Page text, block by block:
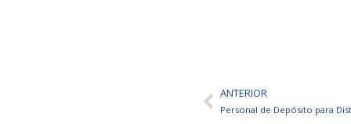
AntANTERIOR
Personal de Depósito para